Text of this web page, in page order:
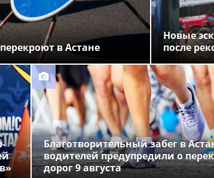
в Астане
Новые
после
Благотворительный забег в
водителей предупредили о
дорог 9 августа